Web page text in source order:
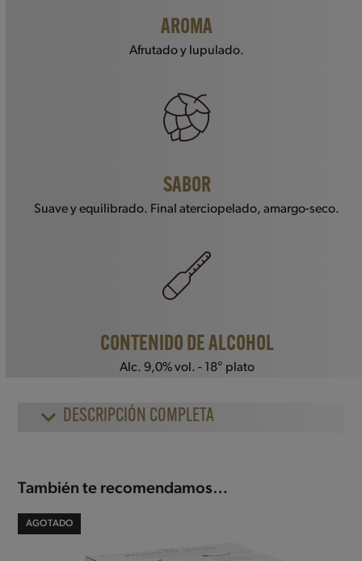
AROMA
Afrutado y lupulado.
SABOR
Suave y equilibrado. Final aterciopelado, amargo-seco.
CONTENIDO DE ALCOHOL
Alc. 9,0% vol. - 18° plato
DESCRIPCIÓN COMPLETA
También te recomendamos…
AGOTADO